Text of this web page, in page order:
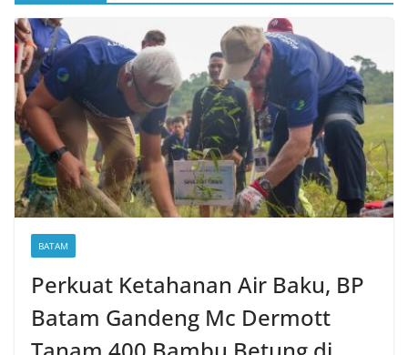
BATAM
Perkuat Ketahanan Air Baku, BP
Batam Gandeng Mc Dermott